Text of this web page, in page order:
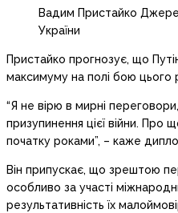
Вадим Пристайко
України
Пристайко прогнозує, що
максимуму на полі бою цього
“Я не вірю в мирні
призупинення цієї війни. Про
початку роками”, – каже
Він припускає, що зрештою
особливо за участі
результативність їх